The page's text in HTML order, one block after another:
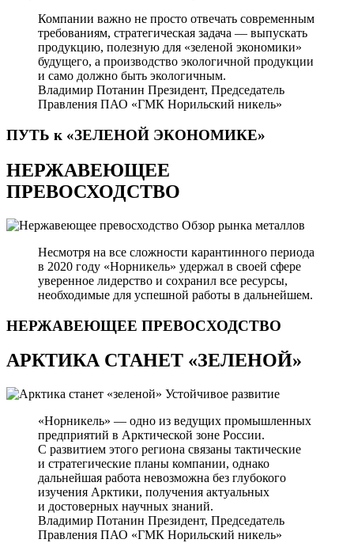
Компании важно не просто отвечать современным
требованиям, стратегическая задача — выпускать
продукцию, полезную для «зеленой экономики»
будущего, а производство экологичной продукции
и само должно быть экологичным.
Владимир Потанин Президент, Председатель
Правления ПАО «ГМК Норильский никель»
ПУТЬ к «ЗЕЛЕНОЙ ЭКОНОМИКЕ»
НЕРЖАВЕЮЩЕЕ
ПРЕВОСХОДСТВО
Обзор рынка металлов
Несмотря на все сложности карантинного периода
в 2020 году «Норникель» удержал в своей сфере
уверенное лидерство и сохранил все ресурсы,
необходимые для успешной работы в дальнейшем.
НЕРЖАВЕЮЩЕЕ ПРЕВОСХОДСТВО
АРКТИКА СТАНЕТ «ЗЕЛЕНОЙ»
Устойчивое развитие
«Норникель» — одно из ведущих промышленных
предприятий в Арктической зоне России.
С развитием этого региона связаны тактические
и стратегические планы компании, однако
дальнейшая работа невозможна без глубокого
изучения Арктики, получения актуальных
и достоверных научных знаний.
Владимир Потанин Президент, Председатель
Правления ПАО «ГМК Норильский никель»